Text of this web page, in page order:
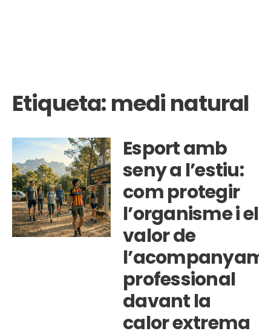
Etiqueta:medi natural
Esport amb
seny a l’estiu:
com protegir
l’organisme i el
valor de
professional
davant la
calor extrema